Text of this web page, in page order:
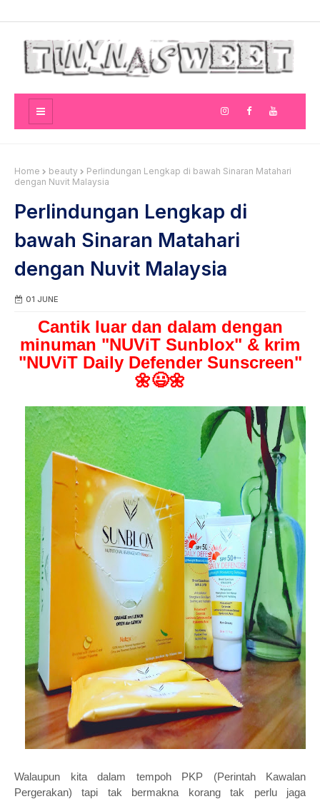
Home beauty
Perlindungan Lengkap di bawah Sinaran Matahari
dengan Nuvit Malaysia
Perlindungan Lengkap di
bawah Sinaran Matahari
dengan Nuvit Malaysia
01 JUNE
Cantik luar dan dalam dengan
minuman "NUViT Sunblox" & krim
"NUViT Daily Defender Sunscreen"
🌼😃🌼
Walaupun kita dalam tempoh PKP (Perintah Kawalan
Pergerakan) tapi tak bermakna korang tak perlu jaga